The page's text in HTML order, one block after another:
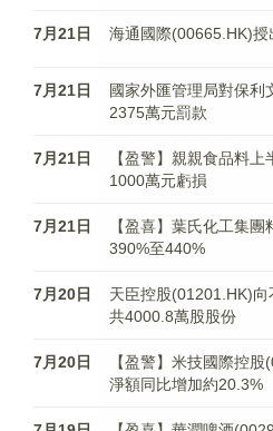
7月21日 海通國際(00665.HK)
7月21日
國家外匯管理局對保利
2375萬元罰款
7月21日
【盈警】親親食品料
1000萬元虧損
7月21日
【盈喜】葉氏化工集
390%至440%
7月20日
天臣控股(01201.HK)
共4000.8萬股股份
7月20日
【盈警】米技國際控
淨額同比增加約20.3%